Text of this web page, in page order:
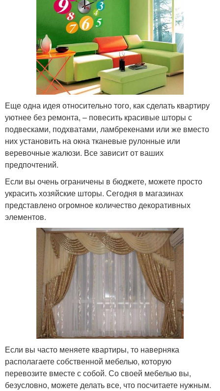
Еще одна идея относительно того, как сделать квартиру
уютнее без ремонта, – повесить красивые шторы с
подвесками, подхватами, ламбрекенами или же вместо
них установить на окна тканевые рулонные или
веревочные жалюзи. Все зависит от ваших
предпочтений.
Если вы очень ограничены в бюджете, можете просто
украсить хозяйские шторы. Сегодня в магазинах
представлено огромное количество декоративных
элементов.
Если вы часто меняете квартиры, то наверняка
располагаете собственной мебелью, которую
перевозите вместе с собой. Со своей мебелью вы,
безусловно, можете делать все, что посчитаете нужным.